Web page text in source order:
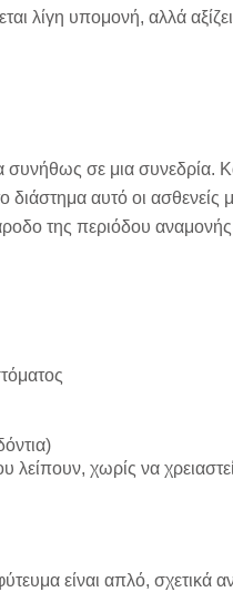
λίγη υπομονή, αλλά
συνήθως σε μια
αυτό οι
της περιόδου
χωρίς να χρειαστεί
είναι απλό,